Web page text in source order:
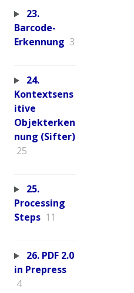
23.
Barcode-
Erkennung 3
24.
Kontextsens
itive
Objekterken
nung (Sifter)
25
25.
Processing
Steps 11
26. PDF 2.0
in Prepress
4